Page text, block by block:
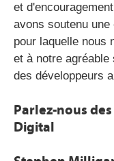
et
avons soutenu
pour laquelle nous
et à notre
des développeurs
Parlez-nous
Digital